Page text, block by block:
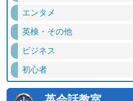
エンタメ
英検・その他
ビジネス
初心者